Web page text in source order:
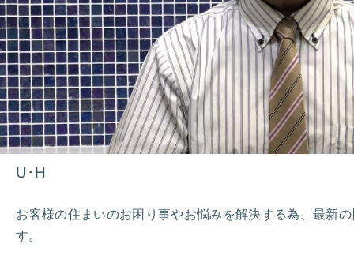
U･H
お客様の住まいのお困り事やお悩みを解決する為、最新
す。